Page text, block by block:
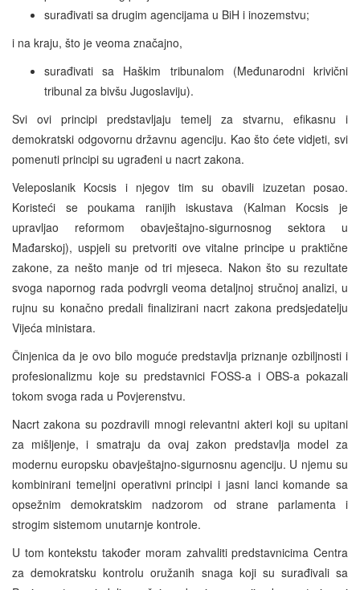
surađivati sa drugim agencijama u BiH i inozemstvu;
i na kraju, što je veoma značajno,
surađivati sa Haškim tribunalom (Međunarodni krivični
tribunal za bivšu Jugoslaviju).
Svi ovi principi predstavljaju temelj za stvarnu, efikasnu i
demokratski odgovornu državnu agenciju. Kao što ćete vidjeti, svi
pomenuti principi su ugrađeni u nacrt zakona.
Veleposlanik Kocsis i njegov tim su obavili izuzetan posao.
Koristeći se poukama ranijih iskustava (Kalman Kocsis je
upravljao reformom obavještajno-sigurnosnog sektora u
Mađarskoj), uspjeli su pretvoriti ove vitalne principe u praktične
zakone, za nešto manje od tri mjeseca. Nakon što su rezultate
svoga napornog rada podvrgli veoma detaljnoj stručnoj analizi, u
rujnu su konačno predali finalizirani nacrt zakona predsjedatelju
Vijeća ministara.
Činjenica da je ovo bilo moguće predstavlja priznanje ozbiljnosti i
profesionalizmu koje su predstavnici FOSS-a i OBS-a pokazali
tokom svoga rada u Povjerenstvu.
Nacrt zakona su pozdravili mnogi relevantni akteri koji su upitani
za mišljenje, i smatraju da ovaj zakon predstavlja model za
modernu europsku obavještajno-sigurnosnu agenciju. U njemu su
kombinirani temeljni operativni principi i jasni lanci komande sa
opsežnim demokratskim nadzorom od strane parlamenta i
strogim sistemom unutarnje kontrole.
U tom kontekstu također moram zahvaliti predstavnicima Centra
za demokratsku kontrolu oružanih snaga koji su surađivali sa